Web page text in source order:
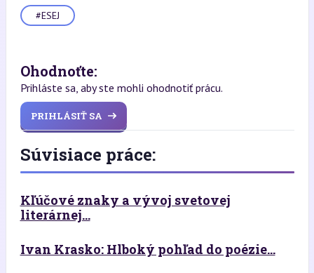
#ESEJ
Ohodnoťte:
Prihláste sa, aby ste mohli ohodnotiť prácu.
PRIHLÁSIŤ SA
Súvisiace práce:
Kľúčové znaky a vývoj svetovej
literárnej...
Ivan Krasko: Hlboký pohľad do poézie...